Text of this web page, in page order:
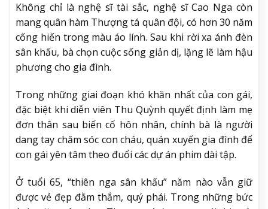
Không chỉ là nghệ sĩ tài sắc, nghệ sĩ Cao Nga còn
mang quân hàm Thượng tá quân đội, có hơn 30 năm
cống hiến trong màu áo lính. Sau khi rời xa ánh đèn
sân khấu, bà chọn cuộc sống giản dị, lặng lẽ làm hậu
phương cho gia đình.
Trong những giai đoạn khó khăn nhất của con gái,
đặc biệt khi diễn viên Thu Quỳnh quyết định làm mẹ
đơn thân sau biến cố hôn nhân, chính bà là người
dang tay chăm sóc con cháu, quán xuyến gia đình để
con gái yên tâm theo đuổi các dự án phim dài tập.
Ở tuổi 65, “thiên nga sân khấu” năm nào vẫn giữ
được vẻ đẹp đằm thắm, quý phái. Trong những bức